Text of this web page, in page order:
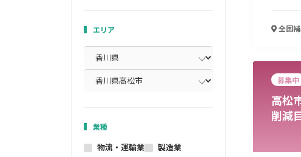
エリア
業種
物流・運輸業
製造業
全国
募集中
高松
削減